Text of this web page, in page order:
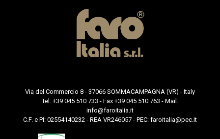
Via del Commercio 8 - 37066 SOMMACAMPAGNA (VR) - Italy
Tel. +39 045 510 733 - Fax +39 045 510 763 - Mail:
info@faroitalia.it
C.F. e PI: 02554140232 - REA VR246057 - PEC: faroitalia@pec.it